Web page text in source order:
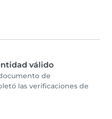
válido
de
las verificaciones de